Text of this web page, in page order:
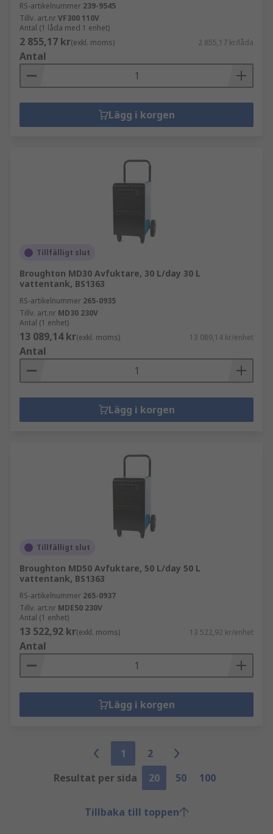
RS-artikelnummer 239-9545
Tillv. art.nrVF300 110V
Antal (1 låda med 1 enhet)
2 855,17 kr(exkl. moms) 2 855,17 kr/låda
Antal
Lägg i korgen
Tillfälligt slut
Broughton MD30 Avfuktare, 30 L/day 30 L
vattentank, BS1363
RS-artikelnummer 265-0935
Tillv. art.nr MD30 230V
Antal (1 enhet)
13 089,14 kr(exkl. moms) 13 089,14 kr/enhet
Antal
Lägg i korgen
Tillfälligt slut
Broughton MD50 Avfuktare, 50 L/day 50 L
vattentank, BS1363
RS-artikelnummer 265-0937
Tillv. art.nr MDE50 230V
Antal (1 enhet)
13 522,92 kr(exkl. moms) 13 522,92 kr/enhet
Antal
Lägg i korgen
1
2
Resultat per sida
20 50 100
Tillbaka till toppen